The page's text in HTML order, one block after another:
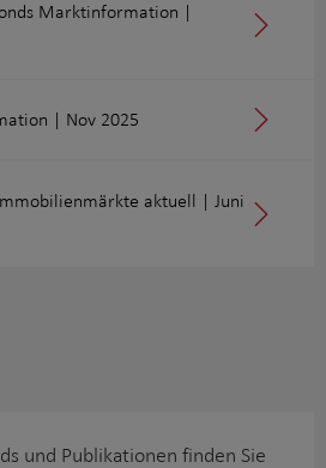
Marktinformation |
| Nov 2025
aktuell | Juni
und Publikationen finden Sie